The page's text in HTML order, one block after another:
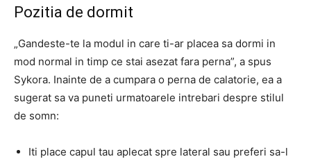
Pozitia de dormit
„Gandeste-te la modul in care ti-ar placea sa dormi in
mod normal in timp ce stai asezat fara perna”, a spus
Sykora. Inainte de a cumpara o perna de calatorie, ea a
sugerat sa va puneti urmatoarele intrebari despre stilul
de somn:
Iti place capul tau aplecat spre lateral sau preferi sa-l